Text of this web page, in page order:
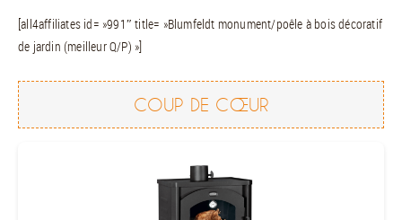
[all4affiliates id= »991″ title= »Blumfeldt monument/poêle à bois décoratif
de jardin (meilleur Q/P) »]
COUP DE CŒUR